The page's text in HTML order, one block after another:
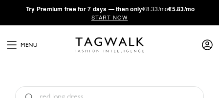
·Try Premium free for 7 days — then only€8.33/mo€5.83/mo
START NOW
MENU